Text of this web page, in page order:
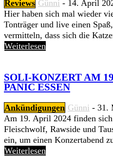
Reviews Günni - 14. April
Hier haben sich mal wieder
Tonträger und live einen
vermitteln, dass sich die
Weiterlesen
SOLI-KONZERT AM
PANIC ESSEN
Ankündigungen Günni - 31.
Am 19. April 2024 finden
Fleischwolf, Rawside und
ein, um einen Konzertabend
Weiterlesen